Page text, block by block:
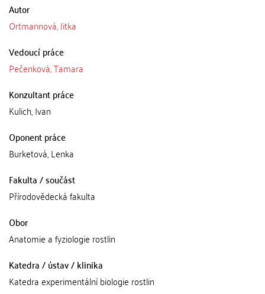
Autor
Ortmannová, Jitka
Vedoucí práce
Pečenková, Tamara
Konzultant práce
Kulich, Ivan
Oponent práce
Burketová, Lenka
Fakulta / součást
Přírodovědecká fakulta
Obor
Anatomie a fyziologie rostlin
Katedra / ústav / klinika
Katedra experimentální biologie rostlin